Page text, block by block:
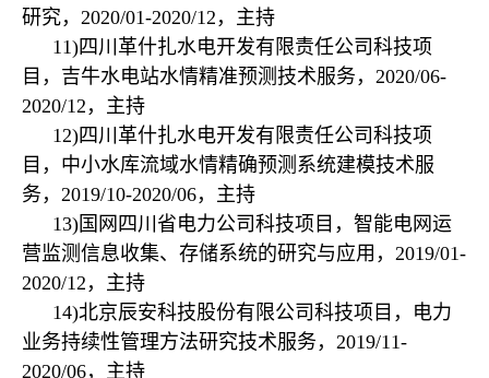
研究， 2020/01-2020/12 ，主持
11)四川革什扎水电开发有限责任公司科技项
目，吉牛水电站水情精准预测技术服务， 2020/06-
2020/12 ，主持
12)四川革什扎水电开发有限责任公司科技项
目，中小水库流域水情精确预测系统建模技术服
务， 2019/10-2020/06，主持
13)国网四川省电力公司科技项目，智能电网运
营监测信息收集、存储系统的研究与应用， 2019/01-
2020/12 ，主持
14)北京辰安科技股份有限公司科技项目，电力
业务持续性管理方法研究技术服务， 2019/11-
2020/06，主持